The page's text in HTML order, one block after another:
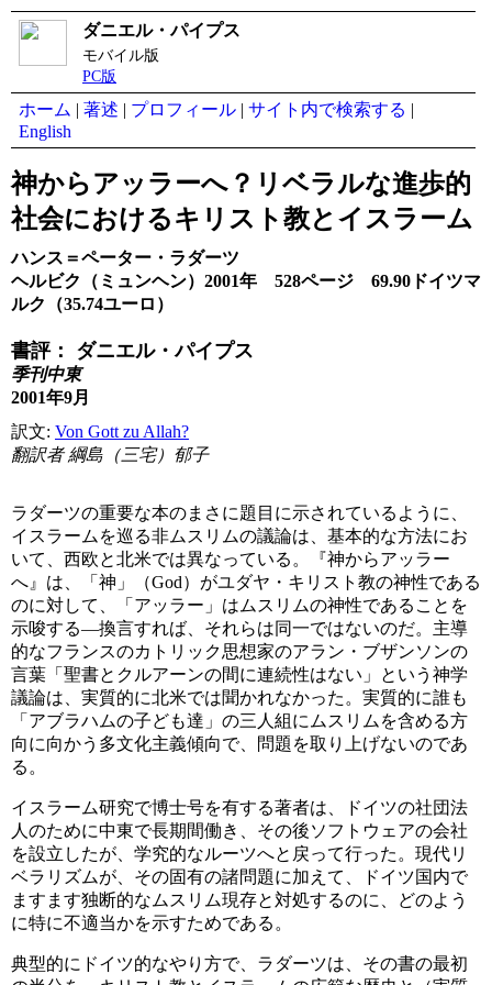
ダニエル・パイプス
モバイル版
PC版
ホーム | 著述 | プロフィール | サイト内で検索する |
English
神からアッラーへ？リベラルな進歩的
社会におけるキリスト教とイスラーム
ハンス＝ペーター・ラダーツ
ヘルビク（ミュンヘン）2001年 528ページ 69.90ドイツマ
ルク（35.74ユーロ）
書評： ダニエル・パイプス
季刊中東
2001年9月
訳文: Von Gott zu Allah?
翻訳者 綱島（三宅）郁子
ラダーツの重要な本のまさに題目に示されているように、
イスラームを巡る非ムスリムの議論は、基本的な方法にお
いて、西欧と北米では異なっている。『神からアッラー
へ』は、「神」（God）がユダヤ・キリスト教の神性である
のに対して、「アッラー」はムスリムの神性であることを
示唆する―換言すれば、それらは同一ではないのだ。主導
的なフランスのカトリック思想家のアラン・ブザンソンの
言葉「聖書とクルアーンの間に連続性はない」という神学
議論は、実質的に北米では聞かれなかった。実質的に誰も
「アブラハムの子ども達」の三人組にムスリムを含める方
向に向かう多文化主義傾向で、問題を取り上げないのであ
る。
イスラーム研究で博士号を有する著者は、ドイツの社団法
人のために中東で長期間働き、その後ソフトウェアの会社
を設立したが、学究的なルーツへと戻って行った。現代リ
ベラリズムが、その固有の諸問題に加えて、ドイツ国内で
ますます独断的なムスリム現存と対処するのに、どのよう
に特に不適当かを示すためである。
典型的にドイツ的なやり方で、ラダーツは、その書の最初